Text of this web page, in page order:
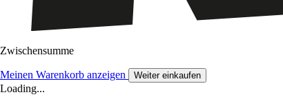
Zwischensumme
Meinen Warenkorb anzeigen Weiter einkaufen
Loading...